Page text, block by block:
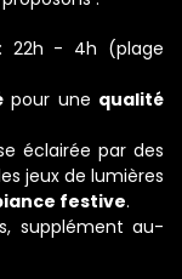
22h - 4h (plage
pour une qualité
éclairée par des
jeux de lumières
festive.
supplément au-